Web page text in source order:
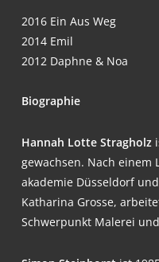
2016 Ein Aus Weg
2014 Emil
2012 Daph­ne & Noa
Bio­gra­phie
Han­nah Lot­te Strag­holz
ge­wach­sen. Nach
aka­de­mie Düs­sel­dorf
Katha­ri­na Gros­se,
Schwer­punkt Male­rei